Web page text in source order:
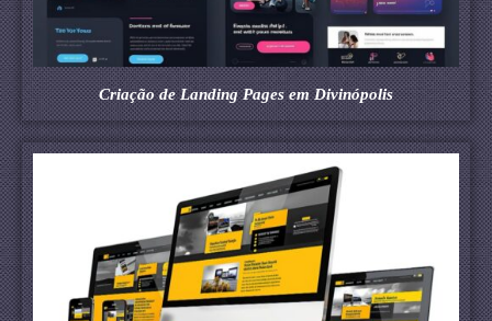
Criação de Landing Pages em Divinópolis